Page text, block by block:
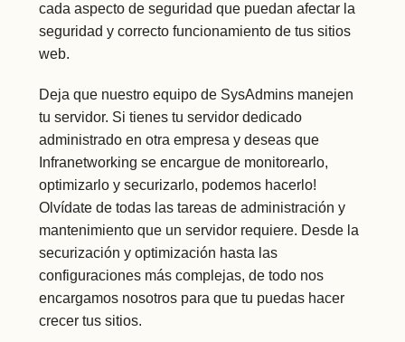
cada aspecto de seguridad que puedan afectar la
seguridad y correcto funcionamiento de tus sitios
web.
Deja que nuestro equipo de SysAdmins manejen
tu servidor. Si tienes tu servidor dedicado
administrado en otra empresa y deseas que
Infranetworking se encargue de monitorearlo,
optimizarlo y securizarlo, podemos hacerlo!
Olvídate de todas las tareas de administración y
mantenimiento que un servidor requiere. Desde la
securización y optimización hasta las
configuraciones más complejas, de todo nos
encargamos nosotros para que tu puedas hacer
crecer tus sitios.